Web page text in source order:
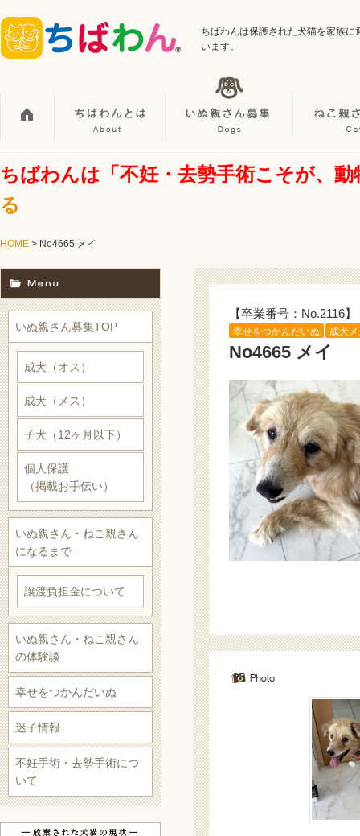
ちばわんは保護された犬猫を家族
います。
ちばわんは「不妊・去勢手術こそが、
る
HOME > No4665 メイ
【卒業番号：No.2116】
幸せをつかんだいぬ 成犬
No4665 メイ
いぬ親さん募集TOP
成犬（オス）
成犬（メス）
子犬（12ヶ月以下）
個人保護
（掲載お手伝い）
いぬ親さん・ねこ親さん
になるまで
譲渡負担金について
いぬ親さん・ねこ親さん
の体験談
幸せをつかんだいぬ
迷子情報
不妊手術・去勢手術につ
いて